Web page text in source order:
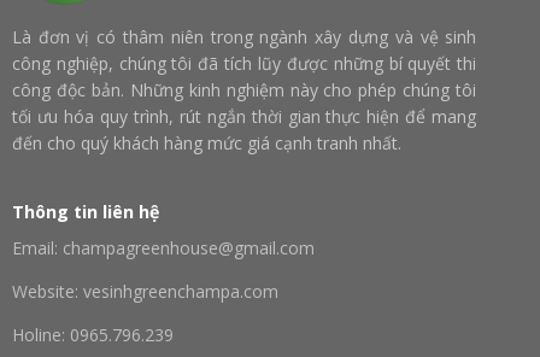
Là đơn vị có thâm niên trong ngành xây dựng và vệ sinh
công nghiệp, chúng tôi đã tích lũy được những bí quyết thi
công độc bản. Những kinh nghiệm này cho phép chúng tôi
tối ưu hóa quy trình, rút ngắn thời gian thực hiện để mang
đến cho quý khách hàng mức giá cạnh tranh nhất.
Thông tin liên hệ
Email: champagreenhouse@gmail.com
Website: vesinhgreenchampa.com
Holine: 0965.796.239